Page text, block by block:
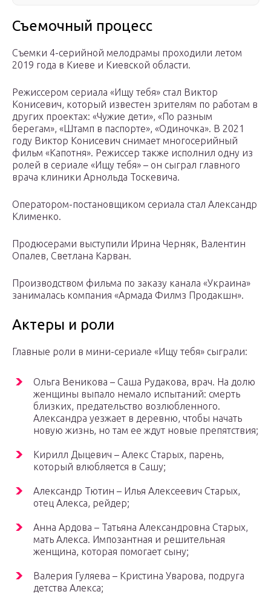
Съемочный процесс
Съемки 4-серийной мелодрамы проходили летом
2019 года в Киеве и Киевской области.
Режиссером сериала «Ищу тебя» стал Виктор
Конисевич, который известен зрителям по работам в
других проектах: «Чужие дети», «По разным
берегам», «Штамп в паспорте», «Одиночка». В 2021
году Виктор Конисевич снимает многосерийный
фильм «Капотня». Режиссер также исполнил одну из
ролей в сериале «Ищу тебя» – он сыграл главного
врача клиники Арнольда Тоскевича.
Оператором-постановщиком сериала стал Александр
Клименко.
Продюсерами выступили Ирина Черняк, Валентин
Опалев, Светлана Карван.
Производством фильма по заказу канала «Украина»
занималась компания «Армада Филмз Продакшн».
Актеры и роли
Главные роли в мини-сериале «Ищу тебя» сыграли:
Ольга Веникова – Саша Рудакова, врач. На долю
женщины выпало немало испытаний: смерть
близких, предательство возлюбленного.
Александра уезжает в деревню, чтобы начать
новую жизнь, но там ее ждут новые препятствия;
Кирилл Дыцевич – Алекс Старых, парень,
который влюбляется в Сашу;
Александр Тютин – Илья Алексеевич Старых,
отец Алекса, рейдер;
Анна Ардова – Татьяна Александровна Старых,
мать Алекса. Импозантная и решительная
женщина, которая помогает сыну;
Валерия Гуляева – Кристина Уварова, подруга
детства Алекса;